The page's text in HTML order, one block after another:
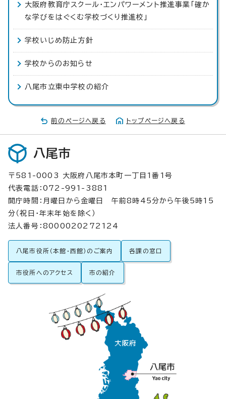
大阪府教育庁スクール・エンパワーメント推進事業「確か
な学びをはぐくむ学校づくり推進校」
学校いじめ防止方針
学校からのお知らせ
八尾市立東中学校の紹介
前のページへ戻る トップページへ戻る
八尾市
〒581-0003 大阪府八尾市本町一丁目1番1号
代表電話：072-991-3881
開庁時間：月曜日から金曜日 午前8時45分から午後5時15
分（祝日・年末年始を除く）
法人番号：8000020272124
八尾市役所（本館・西館）のご案内 各課の窓口
市役所へのアクセス 市の紹介